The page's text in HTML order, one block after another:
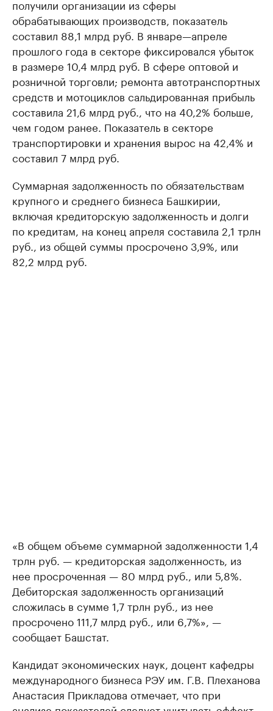
получили организации из сферы
обрабатывающих производств, показатель
составил 88,1 млрд руб. В январе—апреле
прошлого года в секторе фиксировался убыток
в размере 10,4 млрд руб. В сфере оптовой и
розничной торговли; ремонта автотранспортных
средств и мотоциклов сальдированная прибыль
составила 21,6 млрд руб., что на 40,2% больше,
чем годом ранее. Показатель в секторе
транспортировки и хранения вырос на 42,4% и
составил 7 млрд руб.
Суммарная задолженность по обязательствам
крупного и среднего бизнеса Башкирии,
включая кредиторскую задолженность и долги
по кредитам, на конец апреля составила 2,1 трлн
руб., из общей суммы просрочено 3,9%, или
82,2 млрд руб.
«В общем объеме суммарной задолженности 1,4
трлн руб. — кредиторская задолженность, из
нее просроченная — 80 млрд руб., или 5,8%.
Дебиторская задолженность организаций
сложилась в сумме 1,7 трлн руб., из нее
просрочено 111,7 млрд руб., или 6,7%», —
сообщает Башстат.
Кандидат экономических наук, доцент кафедры
международного бизнеса РЭУ им. Г.В. Плеханова
Анастасия Прикладова отмечает, что при